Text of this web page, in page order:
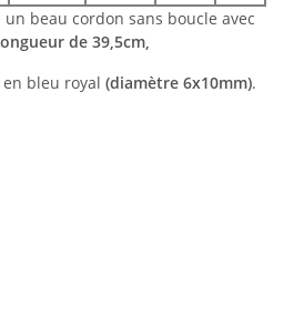
beau cordon sans boucle avec
de 39,5cm,
bleu royal (diamètre 6x10mm).